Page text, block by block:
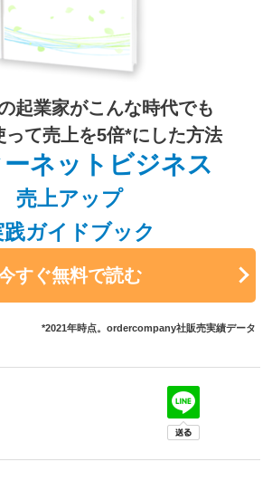
起業家がこんな時代でも
って売上を5倍*にした方法
ネットビジネス
売上アップ
践ガイドブック
すぐ無料で読む
*2021年時点。ordercompany社販売実績データ